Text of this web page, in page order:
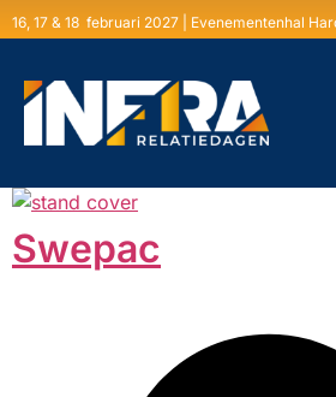
16, 17 & 18 februari 2027 | Evenementenhal
Swepac